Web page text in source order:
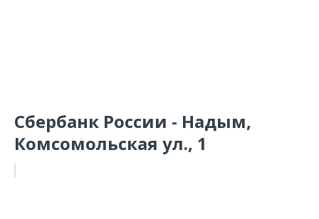
Сбербанк России - Надым,
Комсомольская ул., 1